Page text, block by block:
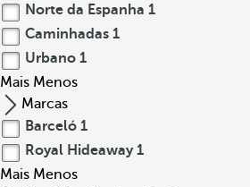
Norte da Espanha 1
Caminhadas 1
Urbano 1
Mais Menos
Marcas
Barceló 1
Royal Hideaway 1
Mais Menos